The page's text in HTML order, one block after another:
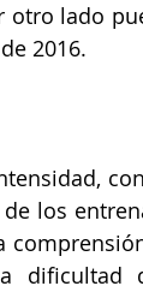
otro lado
2016.
los
dificultad